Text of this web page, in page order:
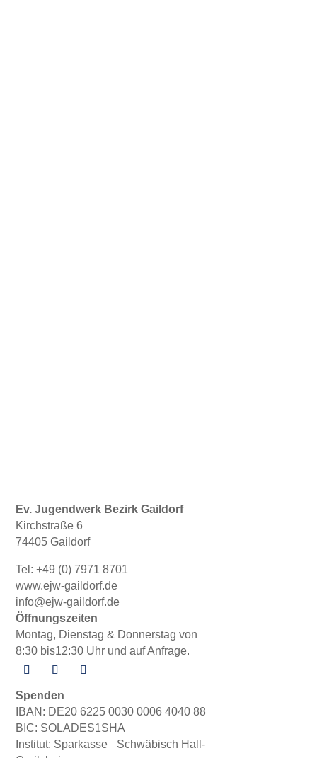
Ev. Jugendwerk Bezirk Gaildorf
Kirchstraße 6
74405 Gaildorf
Tel: +49 (0) 7971 8701
www.ejw-gaildorf.de
info@ejw-gaildorf.de
Öffnungszeiten
Montag, Dienstag & Donnerstag von
8:30 bis12:30 Uhr und auf Anfrage.
Spenden
IBAN: DE20 6225 0030 0006 4040 88
BIC: SOLADES1SHA
Institut: Sparkasse Schwäbisch Hall-